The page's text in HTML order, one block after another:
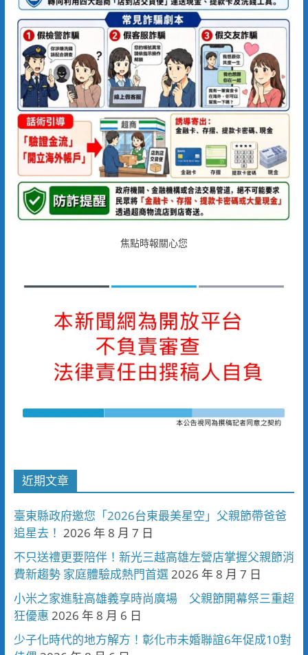
焦點時報關心您
近期文章
臺東縣政府邀您「2026台東最美星空」父親節帶爸爸
追星去！ 2026 年 8 月 7 日
不只送禮更要陪伴！新光三越高雄左營店掌握父親節消
費新趨勢 家庭體驗成熱門首選2026 年 8 月 7 日
小米之家進駐高雄義享時尚廣場 父親節開幕祭三重超
狂優惠 2026 年 8 月 6 日
少子化時代的地方解方！彰化市未婚聯誼6年促成10對